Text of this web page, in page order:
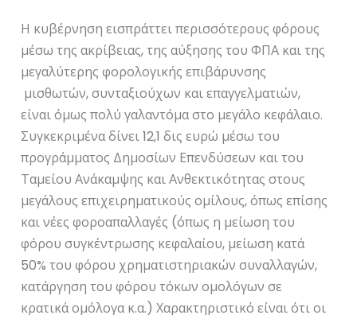
Η κυβέρνηση εισπράττει περισσότερους φόρους
μέσω της ακρίβειας, της αύξησης του ΦΠΑ και της
μεγαλύτερης φορολογικής επιβάρυνσης
μισθωτών, συνταξιούχων και επαγγελματιών,
είναι όμως πολύ γαλαντόμα στο μεγάλο κεφάλαιο.
Συγκεκριμένα δίνει 12,1 δις ευρώ μέσω του
προγράμματος Δημοσίων Επενδύσεων και του
Ταμείου Ανάκαμψης και Ανθεκτικότητας στους
μεγάλους επιχειρηματικούς ομίλους, όπως επίσης
και νέες φοροαπαλλαγές (όπως η μείωση του
φόρου συγκέντρωσης κεφαλαίου, μείωση κατά
50% του φόρου χρηματιστηριακών συναλλαγών,
κατάργηση του φόρου τόκων ομολόγων σε
κρατικά ομόλογα κ.α.) Χαρακτηριστικό είναι ότι οι